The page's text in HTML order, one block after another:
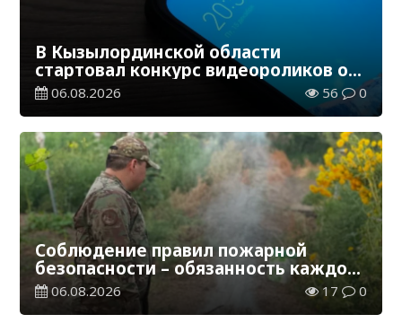
В Кызылординской области
стартовал конкурс видеороликов о
семейных ценностях и Конституции
06.08.2026 56 0
Соблюдение правил пожарной
безопасности – обязанность каждого
гражданина
06.08.2026 17 0